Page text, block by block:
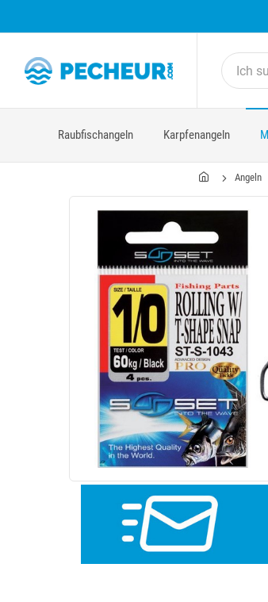
Raubfischangeln Karpfenangeln
Angeln